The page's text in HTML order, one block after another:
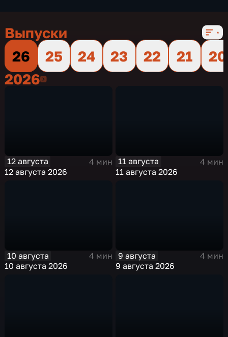
Выпуски
26
25 24 23 22 21
20
20262026
12 августа
4 мин
12 августа 2026
11 августа
4 мин
11 августа 2026
10 августа
4 мин
10 августа 2026
9 августа
4 мин
9 августа 2026